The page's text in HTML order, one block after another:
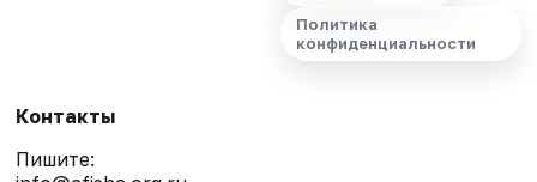
Политика
конфиденциальности
Контакты
Пишите: